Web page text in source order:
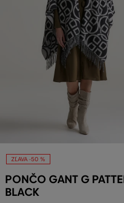
ZĽAVA -50 %
PONČO GANT G
BLACK